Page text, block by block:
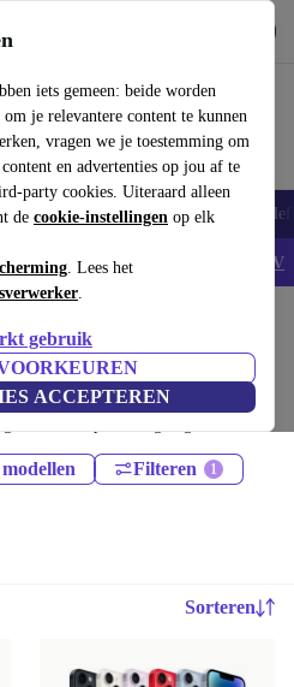
iets gemeen: beide worden
je relevantere content te kunnen
vragen we je toestemming om
en advertenties op jou af te
party cookies. Uiteraard alleen
de cookie-instellingen op elk
. Lees het
.
gebruik
ACCEPTEREN
Smartwatches Accessoires
– Code: IPHONEDEAL - AV
onder 900€ – bespaar tot 40%. 30
Shop vandaag nog duurzaam!
Filteren
Sorteren